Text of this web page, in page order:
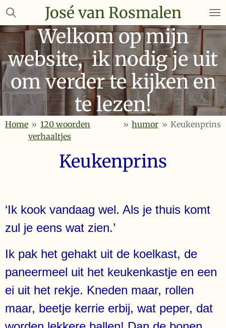
Ga
naar
de
hoofdinhoud
José van Rosmalen
Welkom op mijn
website, ik nodig je uit
om verder te kijken en
te lezen!
Home » 120 woorden
verhaaltjes
» humor » Keukenprins
Keukenprins
‘Ik kook vandaag wel. Als je thuis komt
zul je eens wat zien.’
Ik pak het gehakt uit de koelkast, de
paneermeel uit het keukenkastje en een
ei uit het rekje. Kneden maar, rollen
maar, beetje kerrie erbij, wat peper, dat